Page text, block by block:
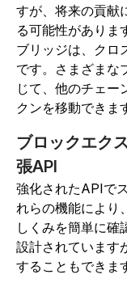
すが、将来の貢献
る可能性がありま
ブリッジは、クロ
です。さまざまな
じて、他のチェー
クンを移動できま
ブロックエク
張API
強化されたAPIで
れらの機能により
しくみを簡単に確
設計されています
することもできま